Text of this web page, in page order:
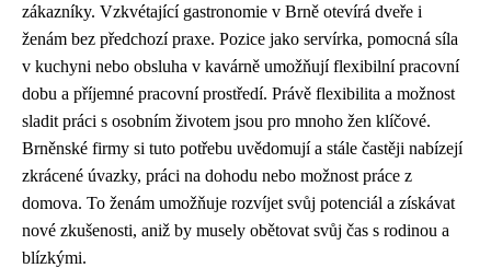
zákazníky. Vzkvétající gastronomie v Brně otevírá dveře i
ženám bez předchozí praxe. Pozice jako servírka, pomocná síla
v kuchyni nebo obsluha v kavárně umožňují flexibilní pracovní
dobu a příjemné pracovní prostředí. Právě flexibilita a možnost
sladit práci s osobním životem jsou pro mnoho žen klíčové.
Brněnské firmy si tuto potřebu uvědomují a stále častěji nabízejí
zkrácené úvazky, práci na dohodu nebo možnost práce z
domova. To ženám umožňuje rozvíjet svůj potenciál a získávat
nové zkušenosti, aniž by musely obětovat svůj čas s rodinou a
blízkými.